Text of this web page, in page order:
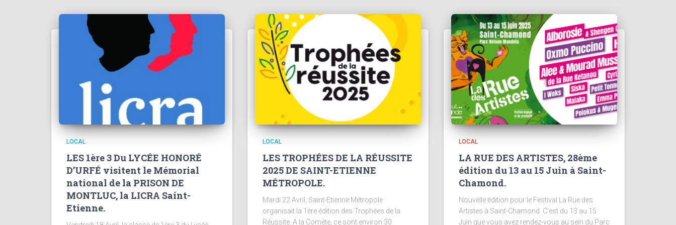
LOCAL
LES 1ère 3 Du LYCÉE HONORÉ
D’URFÉ visitent le Mémorial
national de la PRISON DE
MONTLUC, la LICRA Saint-
Etienne.
LOCAL
LES TROPHÉES DE LA RÉUSSITE
2025 DE SAINT-ETIENNE
MÉTROPOLE.
Mardi 22 Avril, Saint-Etienne Métropole
organisait la 1ère édition des Trophées de la
Réussite. A la Comète, ce sont environ 30
LOCAL
LA RUE DES ARTISTES, 28ème
édition du 13 au 15 Juin à Saint-
Chamond.
Nouvelle édition pour le Festival La Rue des
Artistes à Saint-Chamond. C’est du 13 au 15
Juin que vous avez rendez-vous au sein du Parc